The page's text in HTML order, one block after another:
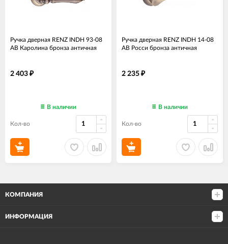
Ручка дверная RENZ INDH 93-08
AB Каролина бронза античная
2 403 ₽
В наличии
Кол-во
Ручка дверная RENZ INDH 14-08
AB Росси бронза античная
2 235 ₽
В наличии
Кол-во
КОМПАНИЯ
ИНФОРМАЦИЯ